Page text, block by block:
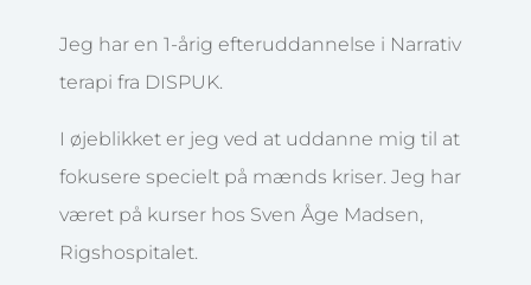
Jeg har en 1-årig efteruddannelse i Narrativ
terapi fra DISPUK.
I øjeblikket er jeg ved at uddanne mig til at
fokusere specielt på mænds kriser. Jeg har
været på kurser hos Sven Åge Madsen,
Rigshospitalet.